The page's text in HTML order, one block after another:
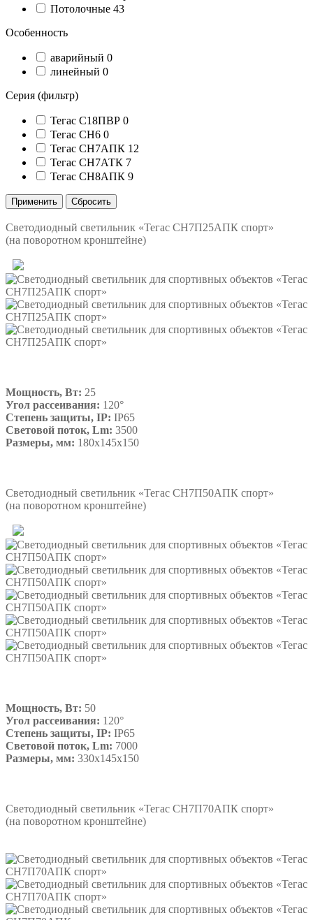
Потолочные 43
Особенность
аварийный 0
линейный 0
Серия (фильтр)
Тегас С18ПВР 0
Тегас СН6 0
Тегас СН7АПК 12
Тегас СН7АТК 7
Тегас СН8АПК 9
Светодиодный светильник «Тегас СН7П25АПК спорт»
(на поворотном кронштейне)
Мощность, Вт: 25
Угол рассеивания: 120°
Степень защиты, IP: IP65
Световой поток, Lm: 3500
Размеры, мм: 180х145х150
Светодиодный светильник «Тегас СН7П50АПК спорт»
(на поворотном кронштейне)
Мощность, Вт: 50
Угол рассеивания: 120°
Степень защиты, IP: IP65
Световой поток, Lm: 7000
Размеры, мм: 330х145х150
Светодиодный светильник «Тегас СН7П70АПК спорт»
(на поворотном кронштейне)